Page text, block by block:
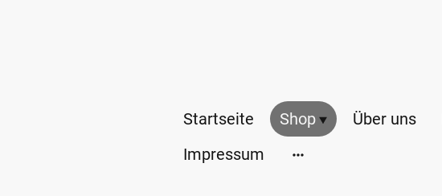
Startseite Shop Über uns
Impressum